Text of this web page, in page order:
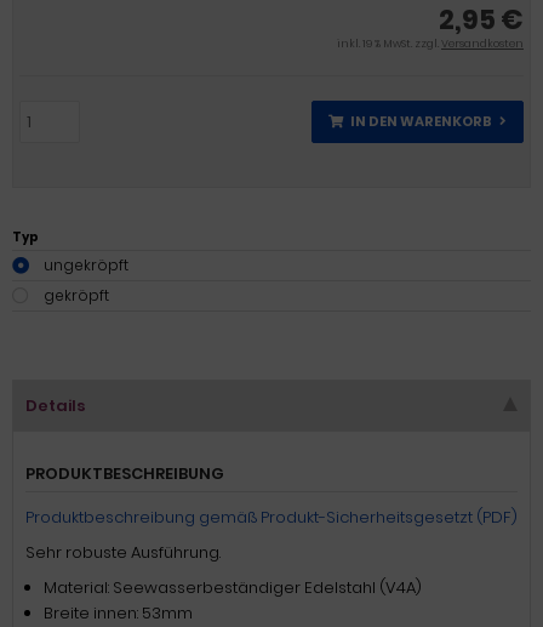
2,95 €
inkl. 19 % MwSt. zzgl.Versandkosten
IN DEN WARENKORB
Typ
ungekröpft
gekröpft
Details
PRODUKTBESCHREIBUNG
Produktbeschreibung gemäß Produkt-Sicherheitsgesetzt (PDF)
Sehr robuste Ausführung.
Material: Seewasserbeständiger Edelstahl (V4A)
Breite innen: 53mm